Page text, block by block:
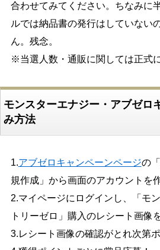
合わせてみてください。ちなみに
ルでは納品書の発行はしていない
ん。残念。
※当選人数・通販に関しては正式
モンスターエナジー・アブゼロ
み方法
1.アブゼロキャンペーンページの
規作成」から画面のアカウントを
2.マイページにログインし、「モ
トリーゼロ」購入のレシート画像
3.レシート画像の確認がとれ次第